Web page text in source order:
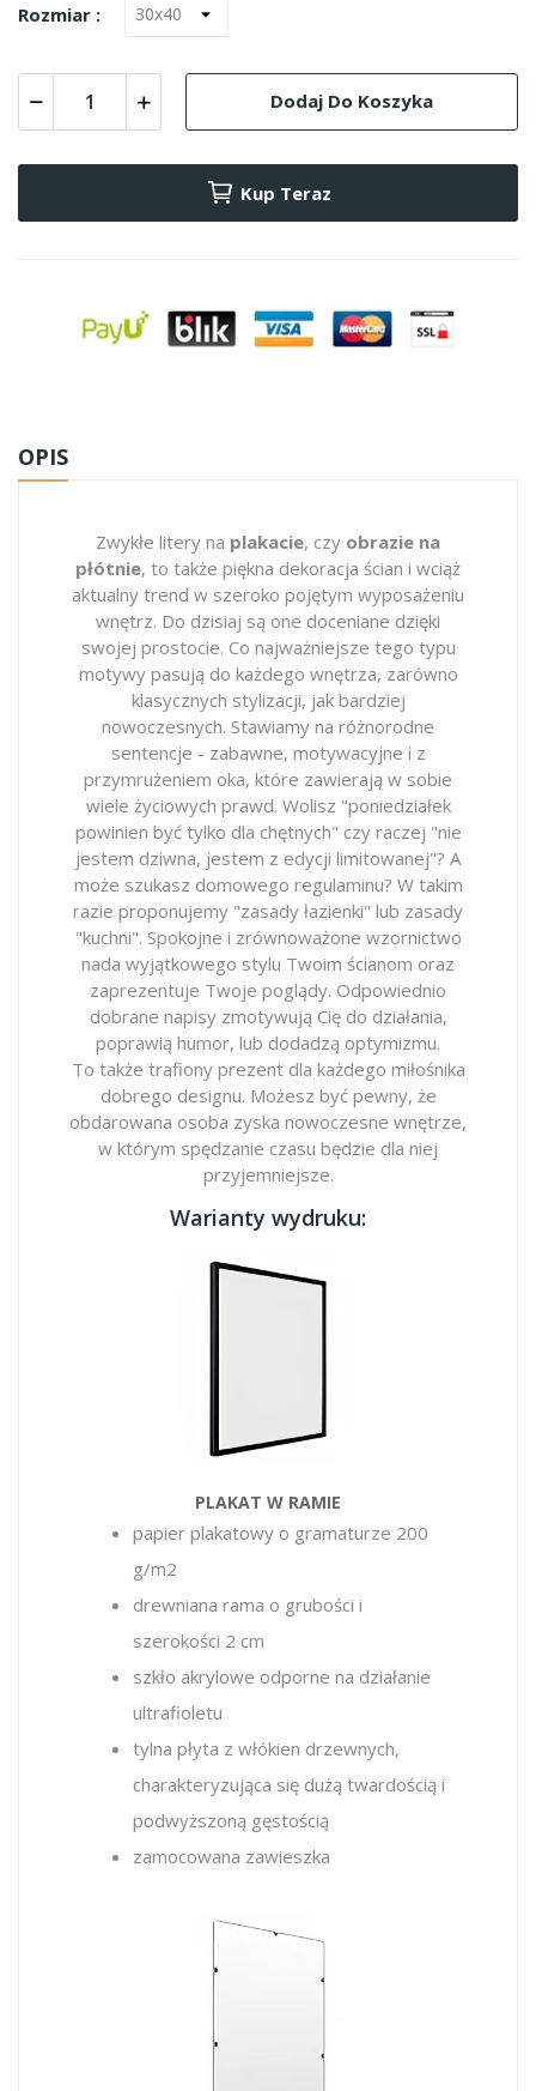
Rozmiar :
Dodaj Do Koszyka
Kup Teraz
OPIS
Zwykłe litery na plakacie, czy obrazie na
płótnie, to także piękna dekoracja ścian i wciąż
aktualny trend w szeroko pojętym wyposażeniu
wnętrz. Do dzisiaj są one doceniane dzięki
swojej prostocie. Co najważniejsze tego typu
motywy pasują do każdego wnętrza, zarówno
klasycznych stylizacji, jak bardziej
nowoczesnych. Stawiamy na różnorodne
sentencje - zabawne, motywacyjne i z
przymrużeniem oka, które zawierają w sobie
wiele życiowych prawd. Wolisz "poniedziałek
powinien być tylko dla chętnych" czy raczej "nie
jestem dziwna, jestem z edycji limitowanej"? A
może szukasz domowego regulaminu? W takim
razie proponujemy "zasady łazienki" lub zasady
"kuchni". Spokojne i zrównoważone wzornictwo
nada wyjątkowego stylu Twoim ścianom oraz
zaprezentuje Twoje poglądy. Odpowiednio
dobrane napisy zmotywują Cię do działania,
poprawią humor, lub dodadzą optymizmu.
To także trafiony prezent dla każdego miłośnika
dobrego designu. Możesz być pewny, że
obdarowana osoba zyska nowoczesne wnętrze,
w którym spędzanie czasu będzie dla niej
przyjemniejsze.
Warianty wydruku:
PLAKAT W RAMIE
papier plakatowy o gramaturze 200
g/m2
drewniana rama o grubości i
szerokości 2 cm
szkło akrylowe odporne na działanie
ultrafioletu
tylna płyta z włókien drzewnych,
charakteryzująca się dużą twardością i
podwyższoną gęstością
zamocowana zawieszka